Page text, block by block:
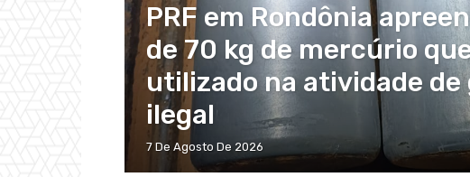
PRF em Rondônia
de 70 kg de mercúrio
utilizado na atividade de
ilegal
7 De Agosto De 2026